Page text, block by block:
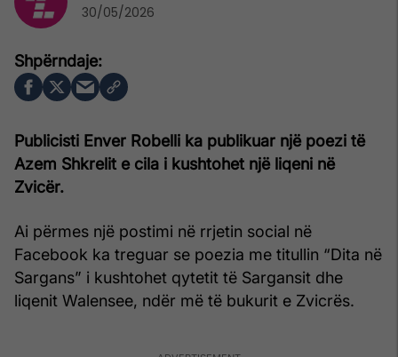
Publicisti Enver Robelli ka publikuar një poezi të
Azem Shkrelit e cila i kushtohet një liqeni në
Zvicër.
Ai përmes një postimi në rrjetin social në
Facebook ka treguar se poezia me titullin “Dita në
Sargans” i kushtohet qytetit të Sargansit dhe
liqenit Walensee, ndër më të bukurit e Zvicrës.
30/05/2026